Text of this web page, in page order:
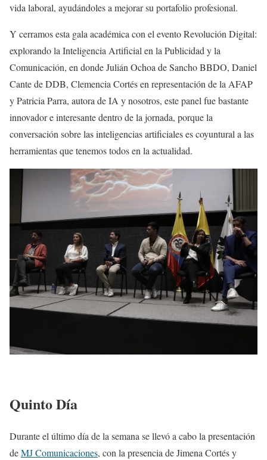
vida laboral, ayudándoles a mejorar su portafolio profesional.
Y cerramos esta gala académica con el evento Revolución Digital:
explorando la Inteligencia Artificial en la Publicidad y la
Comunicación, en donde Julián Ochoa de Sancho BBDO, Daniel
Cante de DDB, Clemencia Cortés en representación de la AFAP
y Patricia Parra, autora de IA y nosotros, este panel fue bastante
innovador e interesante dentro de la jornada, porque la
conversación sobre las inteligencias artificiales es coyuntural a las
herramientas que tenemos todos en la actualidad.
Quinto Día
Durante el último día de la semana se llevó a cabo la presentación
deMJ Comunicaciones, con la presencia de Jimena Cortés y